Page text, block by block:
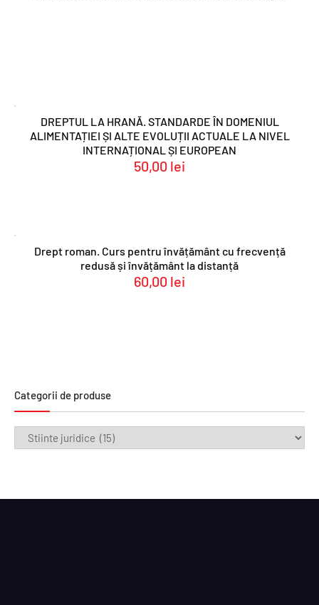
DREPTUL LA HRANĂ. STANDARDE ÎN DOMENIUL
ALIMENTAȚIEI ȘI ALTE EVOLUȚII ACTUALE LA NIVEL
INTERNAȚIONAL ȘI EUROPEAN
50,00 lei
Drept roman. Curs pentru învățământ cu frecvență
redusă și învățământ la distanță
60,00 lei
Categorii de produse